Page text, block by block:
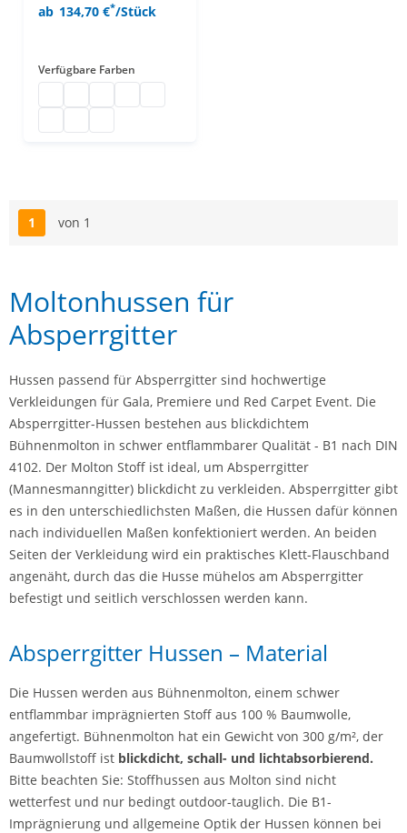
ab 134,70 €*/Stück
Verfügbare Farben
Seite
1 von 1
Moltonhussen für
Absperrgitter
Hussen passend für Absperrgitter sind hochwertige
Verkleidungen für Gala, Premiere und Red Carpet Event. Die
Absperrgitter-Hussen bestehen aus blickdichtem
Bühnenmolton in schwer entflammbarer Qualität - B1 nach DIN
4102. Der Molton Stoff ist ideal, um Absperrgitter
(Mannesmanngitter) blickdicht zu verkleiden. Absperrgitter gibt
es in den unterschiedlichsten Maßen, die Hussen dafür können
nach individuellen Maßen konfektioniert werden. An beiden
Seiten der Verkleidung wird ein praktisches Klett-Flauschband
angenäht, durch das die Husse mühelos am Absperrgitter
befestigt und seitlich verschlossen werden kann.
Absperrgitter Hussen – Material
Die Hussen werden aus Bühnenmolton, einem schwer
entflammbar imprägnierten Stoff aus 100 % Baumwolle,
angefertigt. Bühnenmolton hat ein Gewicht von 300 g/m², der
Baumwollstoff ist blickdicht, schall- und lichtabsorbierend.
Bitte beachten Sie: Stoffhussen aus Molton sind nicht
wetterfest und nur bedingt outdoor-tauglich. Die B1-
Imprägnierung und allgemeine Optik der Hussen können bei